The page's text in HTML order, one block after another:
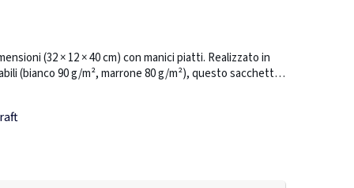
(32 × 12 × 40 cm) con manici piatti. Realizzato in
(bianco 90 g/m², marrone 80 g/m²), questo sacchetto
i regali o gli eventi, è un’ottima alternativa alle